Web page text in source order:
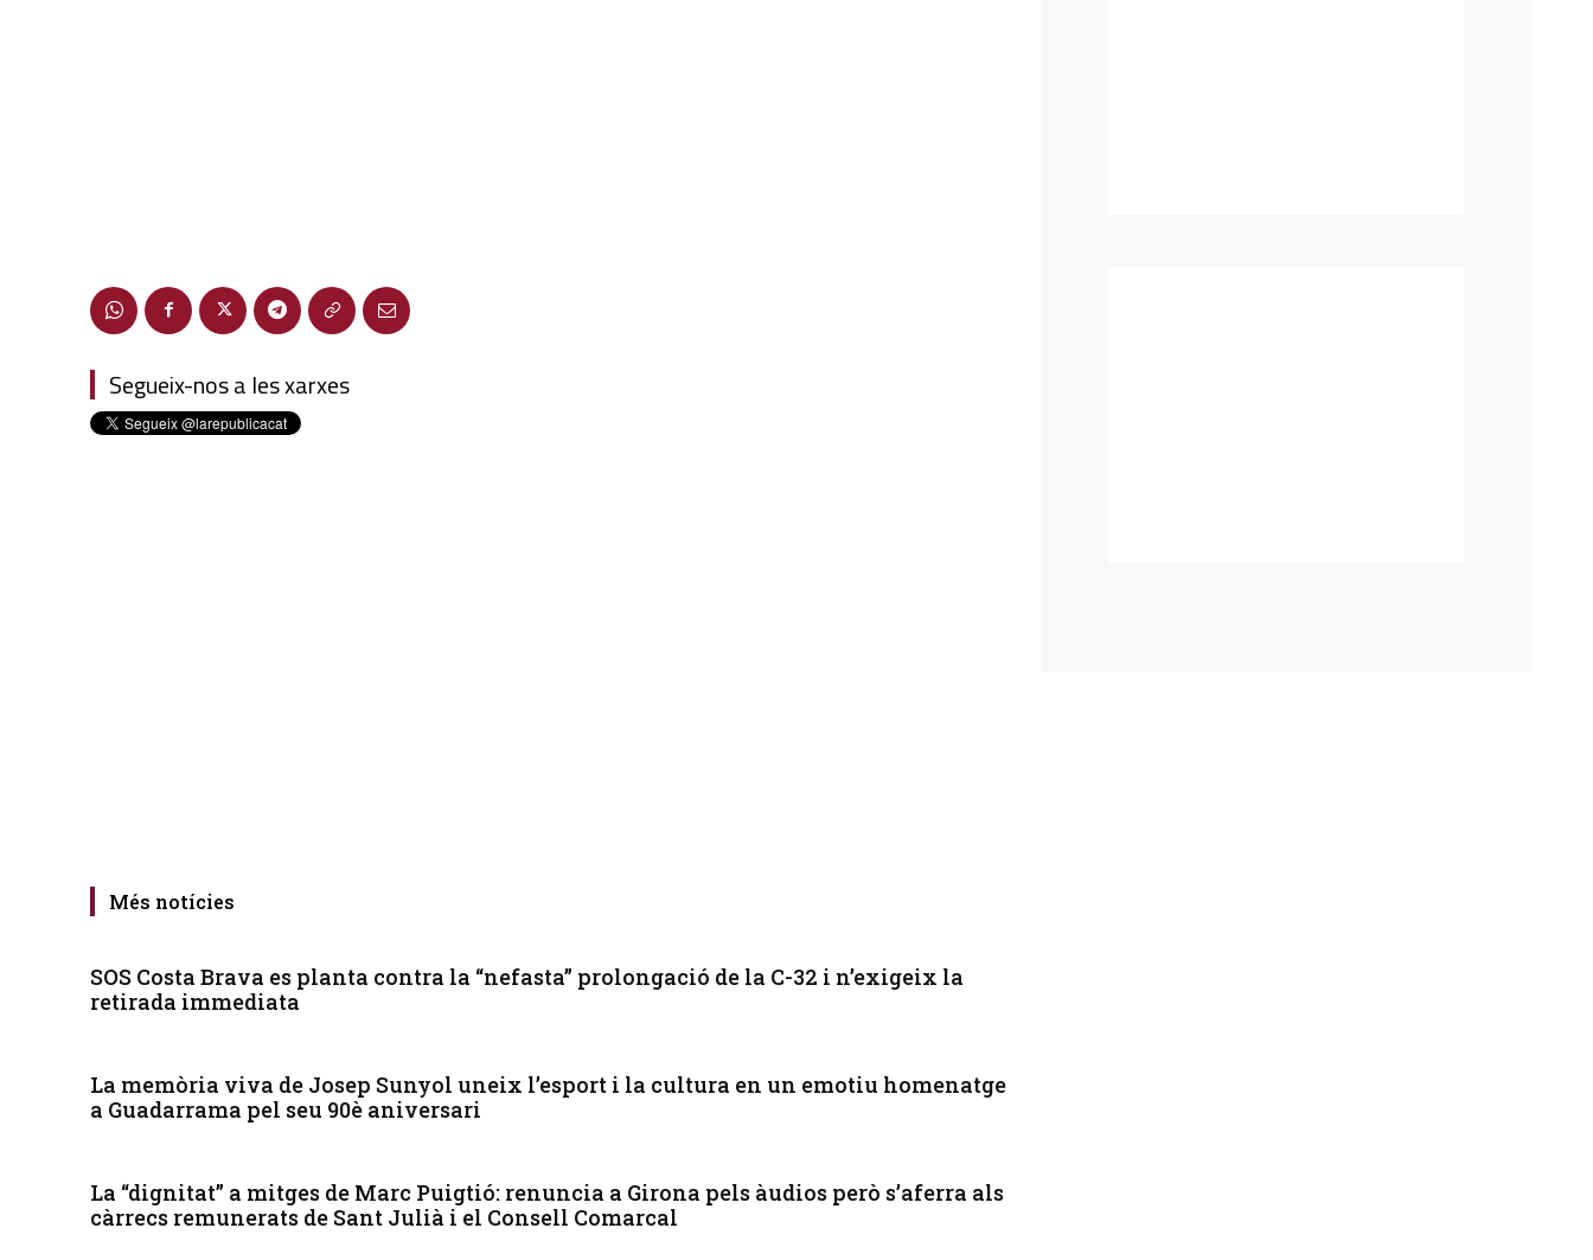
Segueix-nos a les xarxes
Més notícies
SOS Costa Brava es planta contra la “nefasta” prolongació de la C-32 i n’exigeix la
retirada immediata
La memòria viva de Josep Sunyol uneix l’esport i la cultura en un emotiu homenatge
a Guadarrama pel seu 90è aniversari
La “dignitat” a mitges de Marc Puigtió: renuncia a Girona pels àudios però s’aferra als
càrrecs remunerats de Sant Julià i el Consell Comarcal